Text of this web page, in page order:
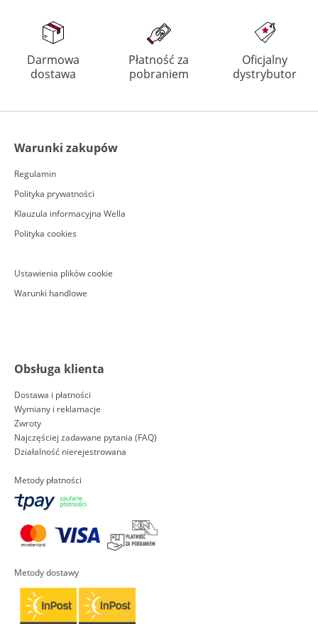
Darmowa
dostawa
Płatność za
pobraniem
Oficjalny
dystrybutor
Warunki zakupów
Regulamin
Polityka prywatności
Klauzula informacyjna Wella
Polityka cookies
Ustawienia plików cookie
Warunki handlowe
Obsługa klienta
Dostawa i płatności
Wymiany i reklamacje
Zwroty
Najczęściej zadawane pytania (FAQ)
Działalność nierejestrowana
Metody płatności
Metody dostawy